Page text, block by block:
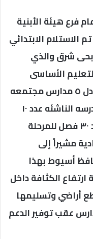
فرع هيئة الأبنية
الاستلام الابتدائي
بحى شرق والذي
الأساسى
بطاقة ٥٥ فصل دراسي أي ما يعادل ٥ مدارس مجتمعه
في مدرسة واحده حيث تشمل المدرسه الناشئه عدد ١٠
فصول لمرحلة رياض الأطفال وعدد ٣٠ فصل للمرحلة
مشيراً إلى
أسيوط بهذا
الكثافة داخل
أراضي وتسليمها
عقب توفير الدعم